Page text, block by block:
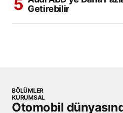
Getirebilir
BÖLÜMLER
KURUMSAL
Otomobil